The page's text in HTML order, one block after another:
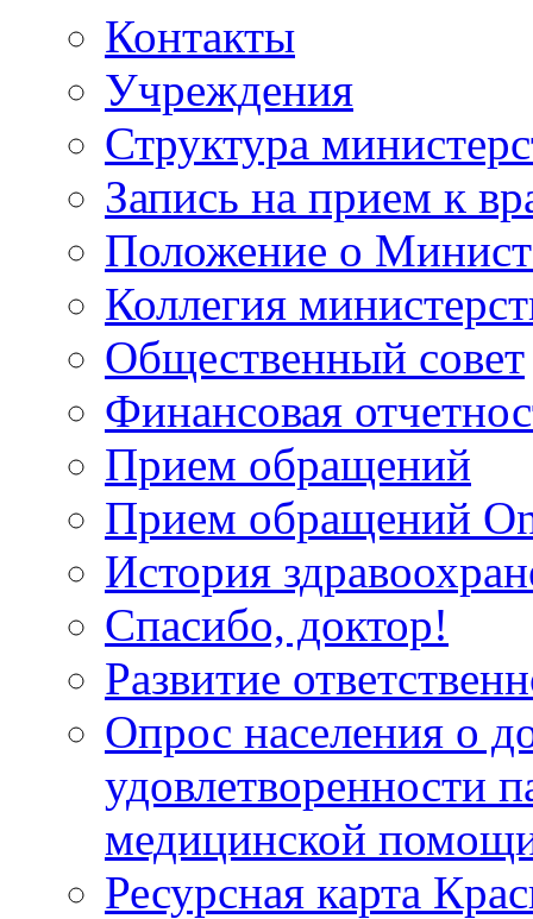
Контакты
Учреждения
Структура
Запись на прием к
Положение о
Коллегия
Общественный совет
Финансовая
Прием обращений
Прием обращений
История
Спасибо, доктор!
Развитие
Опрос населения о
удовлетворенности
медицинской
Ресурсная карта